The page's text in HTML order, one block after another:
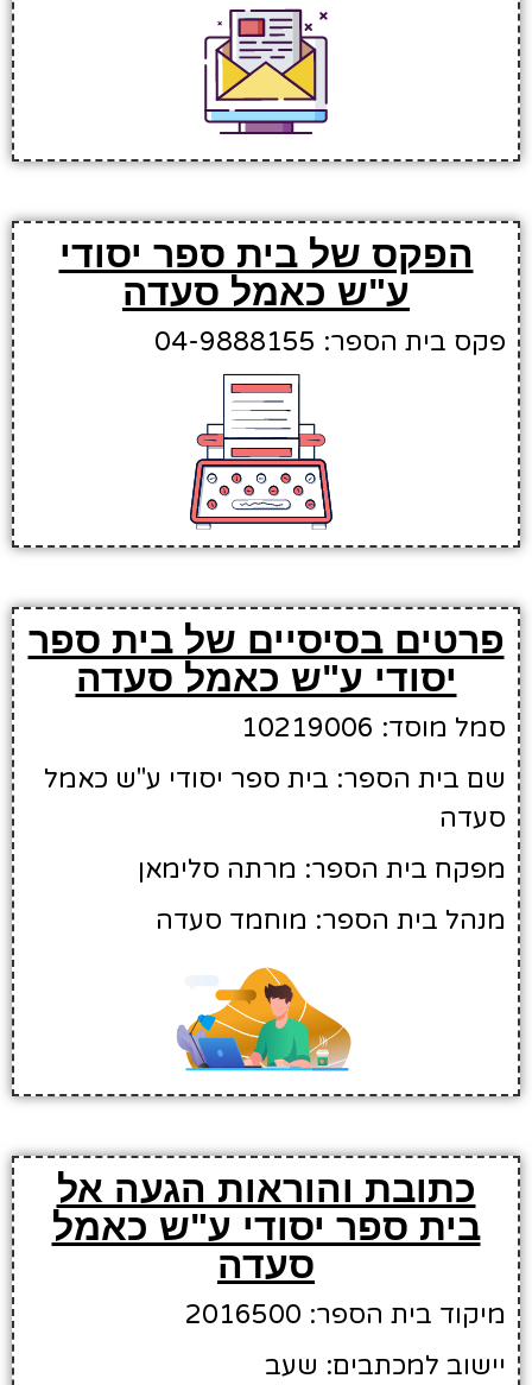
הפקס של בית ספר יסודי
ע"ש כאמל סעדה
פקס בית הספר: 04-9888155
פרטים בסיסיים של בית ספר
יסודי ע"ש כאמל סעדה
סמל מוסד: 10219006
שם בית הספר: בית ספר יסודי ע"ש כאמל
סעדה
מפקח בית הספר: מרתה סלימאן
מנהל בית הספר: מוחמד סעדה
כתובת והוראות הגעה אל
בית ספר יסודי ע"ש כאמל
סעדה
מיקוד בית הספר: 2016500
יישוב למכתבים: שעב